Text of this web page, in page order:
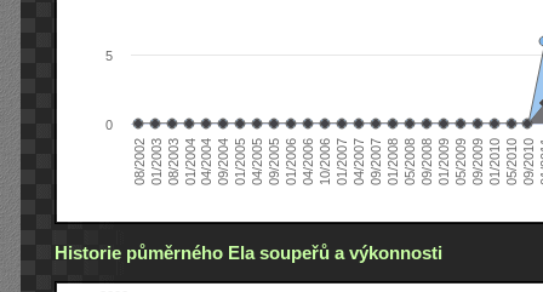
08/200201/200308/200301/200404/200409/200401/200504/200509/200501/200604/200610/200601/200704/200709/200701/200805/200809/200801/200905/200909/200901/201005/201009/2010
0
5
Historie půměrného Ela soupeřů a výkonnosti